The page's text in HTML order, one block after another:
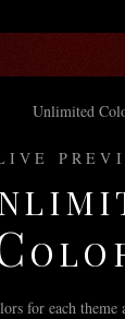
for each